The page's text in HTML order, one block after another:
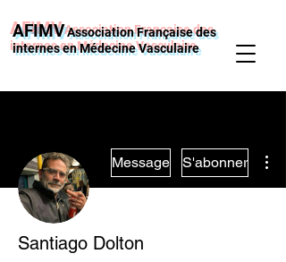
AFIMVAssociation Française des
internes en Médecine Vasculaire
Message S'abonner
Santiago Dolton